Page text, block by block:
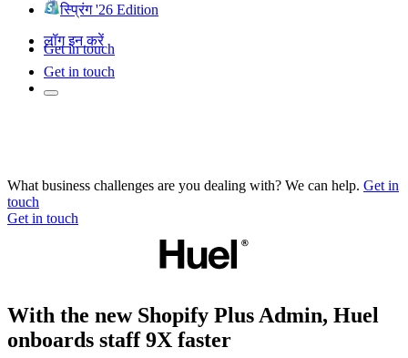
स्प्रिंग '26 Edition
लॉग इन करें
Get in touch
Get in touch
What business challenges are you dealing with? We can help. Get in
touch
Get in touch
With the new Shopify Plus Admin, Huel
onboards staff 9X faster